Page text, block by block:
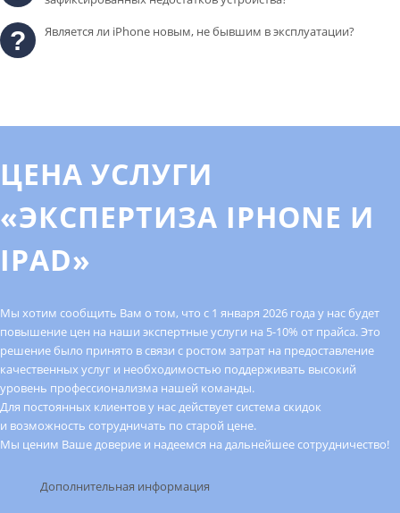
Является ли iPhone новым, не бывшим в эксплуатации?
ЦЕНА УСЛУГИ
«ЭКСПЕРТИЗА IPHONE И
IPAD»
Мы хотим сообщить Вам о том, что с 1 января 2026 года у нас будет
повышение цен на наши экспертные услуги на 5-10% от прайса. Это
решение было принято в связи с ростом затрат на предоставление
качественных услуг и необходимостью поддерживать высокий
уровень профессионализма нашей команды.
Для постоянных клиентов у нас действует система скидок
и возможность сотрудничать по старой цене.
Мы ценим Ваше доверие и надеемся на дальнейшее сотрудничество!
Дополнительная информация